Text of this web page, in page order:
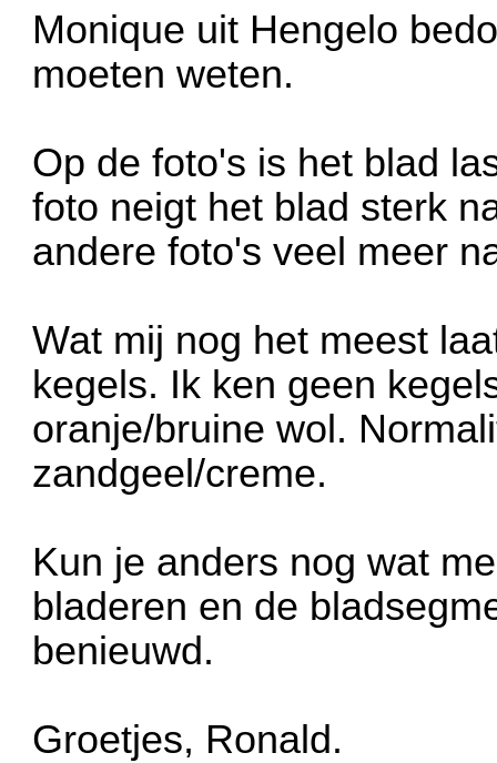
Monique uit Hengelo
moeten weten.
Op de foto's is het blad
foto neigt het blad sterk
andere foto's veel meer
Wat mij nog het meest
kegels. Ik ken geen
oranje/bruine wol.
zandgeel/creme.
Kun je anders nog wat
bladeren en de
benieuwd.
Groetjes, Ronald.